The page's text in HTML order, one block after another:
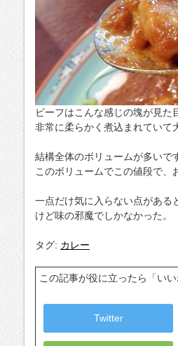
ビーフはこんな感じの塊が見た
非常に柔らかく煮込まれていて
結構全体のボリュームが多いで
このボリュームでこの値段で、
一点だけ気に入らない点がある
けど味の邪魔でしかなかった。
タグ: カレー
この記事が役に立ったら「い
Twitter